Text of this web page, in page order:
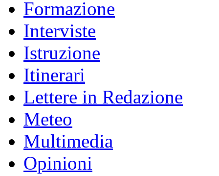
Formazione
Interviste
Istruzione
Itinerari
Lettere in Redazione
Meteo
Multimedia
Opinioni